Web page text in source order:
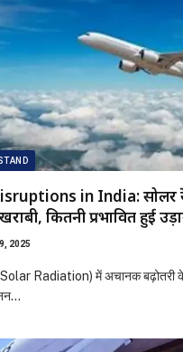
in India: सोलर
कितनी प्रभावित हुई
2025
(Solar Radiation) में अचानक बढ़ोतरी